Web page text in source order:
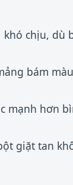
chịu, dù
bám
mạnh hơn
giặt tan